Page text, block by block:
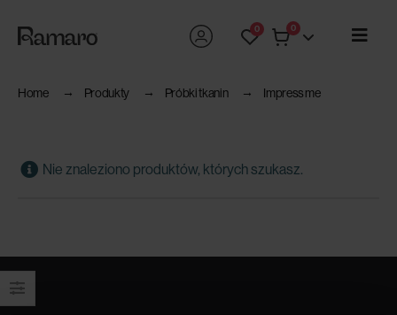
0 0
Home Produkty Próbki tkanin Impress me
Nie znaleziono produktów, których szukasz.